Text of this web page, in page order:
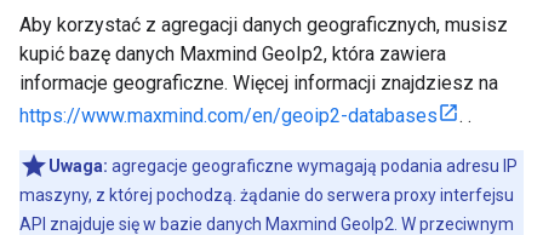
Aby korzystać z agregacji danych geograficznych, musisz
kupić bazę danych Maxmind GeoIp2, która zawiera
informacje geograficzne. Więcej informacji znajdziesz na
https://www.maxmind.com/en/geoip2-databases
. .
Uwaga: agregacje geograficzne wymagają podania adresu IP
maszyny, z której pochodzą. żądanie do serwera proxy interfejsu
API znajduje się w bazie danych Maxmind GeoIp2. W przeciwnym